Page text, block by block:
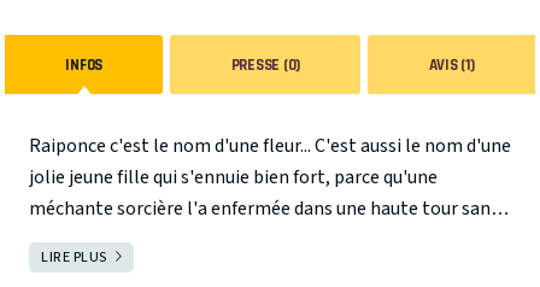
INFOS PRESSE (0) AVIS (1)
Raiponce c'est le nom d'une fleur... C'est aussi le nom d'une
jolie jeune fille qui s'ennuie bien fort, parce qu'une
méchante sorcière l'a enfermée dans une haute tour sans
fenêtre ni escalier. Raiponce a de très, très, très longs
cheveux couleur d'or et chaque jour la sorcière s'en sert
LIRE PLUS